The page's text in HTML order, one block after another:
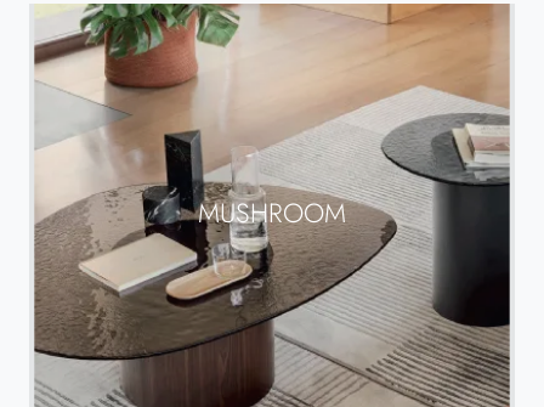
MUSHROOM